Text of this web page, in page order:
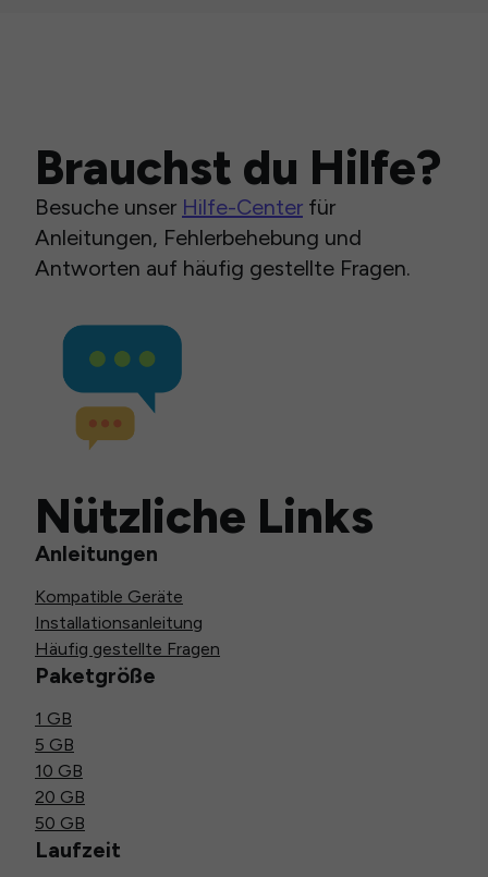
Brauchst du Hilfe?
Besuche unser Hilfe-Center für
Anleitungen, Fehlerbehebung und
Antworten auf häufig gestellte Fragen.
Nützliche Links
Anleitungen
Kompatible Geräte
Installationsanleitung
Häufig gestellte Fragen
Paketgröße
1 GB
5 GB
10 GB
20 GB
50 GB
Laufzeit